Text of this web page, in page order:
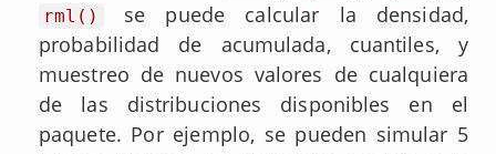
rml()
se puede calcular la densidad,
probabilidad de acumulada, cuantiles, y
muestreo de nuevos valores de cualquiera
de las distribuciones disponibles en el
paquete. Por ejemplo, se pueden simular 5